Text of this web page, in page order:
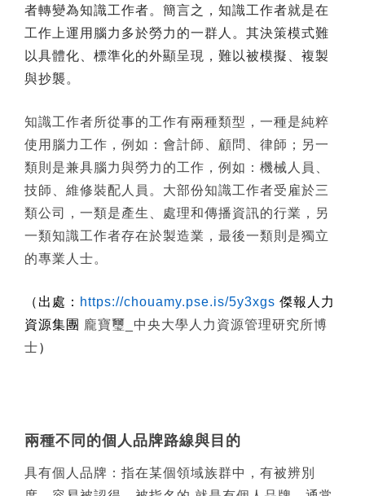
者轉變為知識工作者。簡言之，知識工作者就是在
工作上運用腦力多於勞力的一群人。其決策模式難
以具體化、標準化的外顯呈現，難以被模擬、複製
與抄襲。
知識工作者所從事的工作有兩種類型，一種是純粹
使用腦力工作，例如：會計師、顧問、律師；另一
類則是兼具腦力與勞力的工作，例如：機械人員、
技師、維修裝配人員。大部份知識工作者受雇於三
類公司，一類是產生、處理和傳播資訊的行業，另
一類知識工作者存在於製造業，最後一類則是獨立
的專業人士。
（出處： https://chouamy.pse.is/5y3xgs 傑報人力
資源集團 龐寶璽_中央大學人力資源管理研究所博
士 ）
兩種不同的個人品牌路線與目的
具有個人品牌：指在某個領域族群中，有被辨別